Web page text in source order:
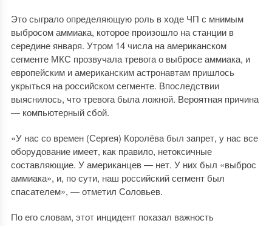
Это сыграло определяющую роль в ходе ЧП с мнимым
выбросом аммиака, которое произошло на станции в
середине января. Утром 14 числа на американском
сегменте МКС прозвучала тревога о выбросе аммиака, и
европейским и американским астронавтам пришлось
укрыться на российском сегменте. Впоследствии
выяснилось, что тревога была ложной. Вероятная причина
— компьютерный сбой.
«У нас со времен (Сергея) Королёва был запрет, у нас все
оборудование имеет, как правило, нетоксичные
составляющие. У американцев — нет. У них был «выброс
аммиака», и, по сути, наш российский сегмент был
спасателем», — отметил Соловьев.
По его словам, этот инцидент показал важность